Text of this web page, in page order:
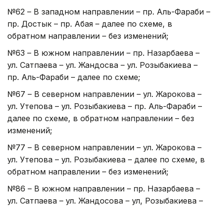
№62 – В западном направлении – пр. Аль-Фараби –
пр. Достык – пр. Абая – далее по схеме, в
обратном направлении – без изменений;
№63 – В южном направлении – пр. Назарбаева –
ул. Сатпаева – ул. Жандосва – ул. Розыбакиева –
пр. Аль-Фараби – далее по схеме;
№67 – В северном направлении – ул. Жарокова –
ул. Утепова – ул. Розыбакиева – пр. Аль-Фараби –
далее по схеме, в обратном направлении – без
изменений;
№77 – В северном направлении – ул. Жарокова –
ул. Утепова – ул. Розыбакиева – далее по схеме, в
обратном направлении – без изменений;
№86 – В южном направлении – пр. Назарбаева –
ул. Сатпаева – ул. Жандосова – ул, Розыбакиева –